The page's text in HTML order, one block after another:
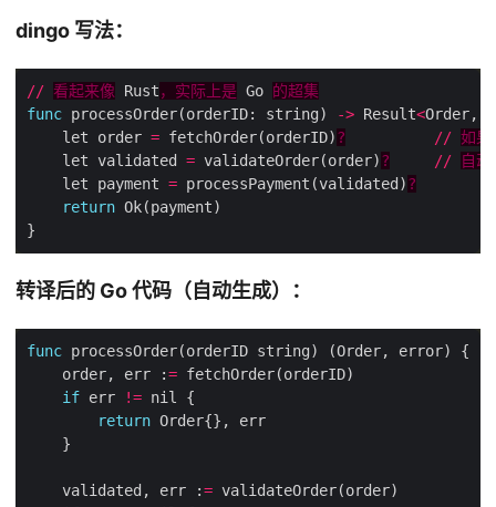
dingo 写法：
// 看起来像 Rust，实际上是 Go 的超集
func processOrder(orderID: string) -> Result<Order,
    let order
= fetchOrder(orderID)? // 如果
    let validated
= validateOrder(order)? //
自动
    let payment
= processPayment(validated)?
return
转译后的 Go 代码（自动生成）：
func
    order, err :
=
if err !=
return
    validated, err :
=